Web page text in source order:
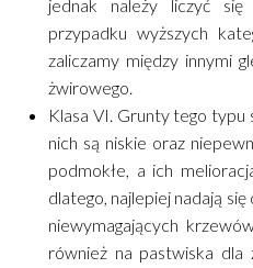
jednak należy liczyć
przypadku wyższych
zaliczamy między innymi
żwirowego.
Klasa VI. Grunty tego typu
nich są niskie oraz
podmokłe, a ich
dlatego, najlepiej nadają
niewymagających
również na pastwiska